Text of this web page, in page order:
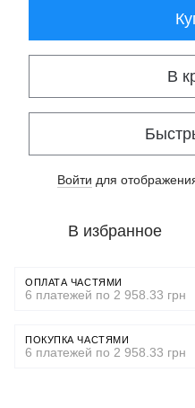
В
Войти для
В избранное
ОПЛАТА ЧАСТЯМИ
6 платежей по 2 958.33 грн
ПОКУПКА ЧАСТЯМИ
6 платежей по 2 958.33 грн